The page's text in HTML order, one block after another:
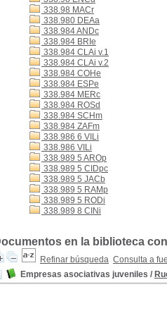
338.98 MACr
338.980 DEAa
338.984 ANDc
338.984 BRIe
338.984 CLAi v.1
338.984 CLAi v.2
338.984 COHe
338.984 ESPe
338.984 MERc
338.984 ROSd
338.984 SCHm
338.984 ZAFm
338.986 6 VILi
338.986 VILi
338.989 5 AROp
338.989 5 CIDpc
338.989 5 JACb
338.989 5 RAMp
338.989 5 RODi
338.989 8 CINi
en la biblioteca
Refinar búsqueda Consulta a
Empresas asociativas juveniles /